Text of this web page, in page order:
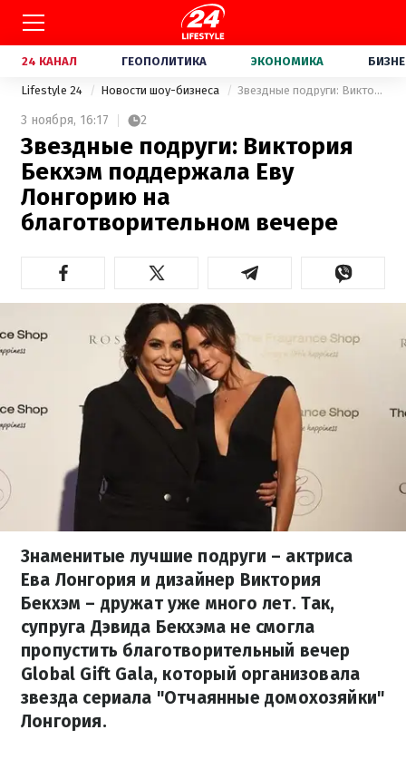
24 КАНАЛ ГЕОПОЛИТИКА ЭКОНОМИКА
Lifestyle 24 Новости шоу-бизнеса Звездные подруги: Виктория Бекхэм поддержала Еву Лонгорию на благотворительном вечере
3 ноября, 16:17 2
Звездные подруги: Виктория
Бекхэм поддержала Еву
Лонгорию на
благотворительном вечере
Знаменитые лучшие подруги – актриса
Ева Лонгория и дизайнер Виктория
Бекхэм – дружат уже много лет. Так,
супруга Дэвида Бекхэма не смогла
пропустить благотворительный вечер
Global Gift Gala, который организовала
звезда сериала "Отчаянные домохозяйки"
Лонгория.